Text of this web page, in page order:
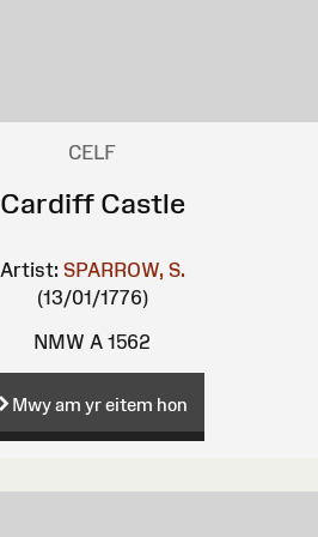
CELF
Cardiff Castle
Artist: SPARROW, S.
(13/01/1776)
NMW A 1562
Mwy am yr eitem hon